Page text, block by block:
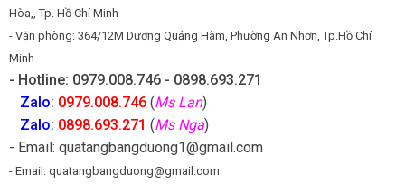
Hòa,, Tp. Hồ Chí Minh
- Văn phòng: 364/12M Dương Quảng Hàm, Phường An Nhơn, Tp.Hồ Chí
Minh
- Hotline: 0979.008.746 - 0898.693.271
Zalo: 0979.008.746 (Ms Lan)
Zalo: 0898.693.271 (Ms Nga)
- Email: quatangbangduong1@gmail.com
- Email: quatangbangduong@gmail.com